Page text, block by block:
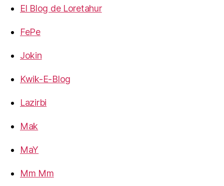
El Blog de Loretahur
FePe
Jokin
Kwik-E-Blog
Lazirbi
Mak
MaY
Mm Mm